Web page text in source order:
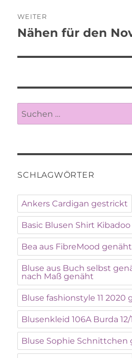
WEITER
Nächster
Nähen für den
Suche
nach:
SCHLAGWÖRTER
Ankers Cardigan gestrickt
Basic Blusen Shirt Kibadoo
Bea aus FibreMood genäht
Bluse aus Buch selbst
nach Maß genäht
Bluse fashionstyle 11 2020
Blusenkleid 106A Burda 12/
Bluse Sophie Schnittchen